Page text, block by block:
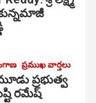
ప్రముఖ వార్తలు
ప్రభుత్వ
రమేష్